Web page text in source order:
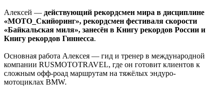
Алексей — действующий рекордсмен мира в дисциплине
«МОТО_Скийоринг», рекордсмен фестиваля скорости
«Байкальская миля», занесён в Книгу рекордов России и
Книгу рекордов Гиннесса.
Основная работа Алексея — гид и тренер в международной
компании RUSMOTOTRAVEL, где он готовит клиентов к
сложным офф-роад маршрутам на тяжёлых эндуро-
мотоциклах BMW.